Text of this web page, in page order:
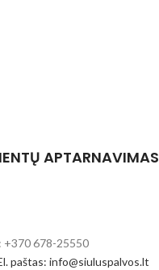
APTARNAVIMAS
+370 678-25550
paštas: info@siuluspalvos.lt